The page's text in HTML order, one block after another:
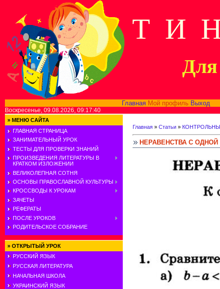
Т И
Для
Главная Мой профиль Выход
Воскресенье, 09.08.2026, 09:17:40
» МЕНЮ САЙТА
ГЛАВНАЯ СТРАНИЦА
ЗАНИМАТЕЛЬНЫЙ УРОК
ТЕСТЫ ДЛЯ ПРОВЕРКИ ЗНАНИЙ
ПРОИЗВЕДЕНИЯ ЛИТЕРАТУРЫ В
КРАТКОМ ИЗЛОЖЕНИИ
ВЕЛИКОЛЕПНАЯ СОТНЯ
ОСНОВЫ ПРАВОСЛАВНОЙ КУЛЬТУРЫ
КРОССВОДЫ К УРОКАМ
ЗАЧЕТЫ
РЕФЕРАТЫ
ПОСЛЕ УРОКОВ
РОДИТЕЛЬСКОЕ СОБРАНИЕ
» ОТКРЫТЫЙ УРОК
РУССКИЙ ЯЗЫК
РУССКАЯ ЛИТЕРАТУРА
НАЧАЛЬНАЯ ШКОЛА
УКРАИНСКИЙ ЯЗЫК
Главная » Статьи »
НЕРАВЕНСТВА С